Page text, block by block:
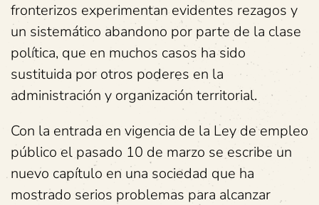
fronterizos experimentan evidentes rezagos y
un sistemático abandono por parte de la clase
política, que en muchos casos ha sido
sustituida por otros poderes en la
administración y organización territorial.
Con la entrada en vigencia de la Ley de empleo
público el pasado 10 de marzo se escribe un
nuevo capítulo en una sociedad que ha
mostrado serios problemas para alcanzar